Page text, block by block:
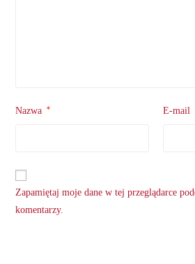
Nazwa * E-mail
Zapamiętaj moje dane w tej przeglądarce
komentarzy.